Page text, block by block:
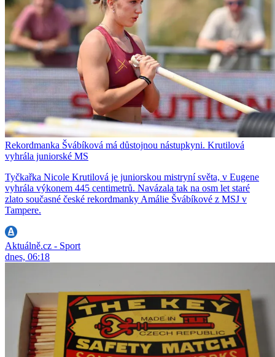
Rekordmanka Švábíková má důstojnou nástupkyni. Krutilová
vyhrála juniorské MS
Tyčkařka Nicole Krutilová je juniorskou mistryní světa, v Eugene
vyhrála výkonem 445 centimetrů. Navázala tak na osm let staré
zlato současné české rekordmanky Amálie Švábíkové z MSJ v
Tampere.
Aktuálně.cz - Sport
dnes, 06:18